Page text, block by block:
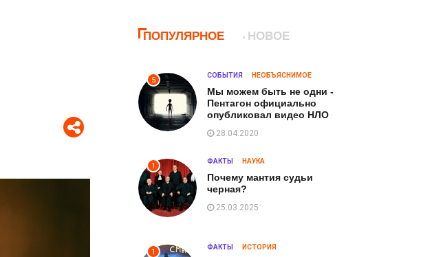
ПОПУЛЯРНОЕ НОВОЕ
5
СОБЫТИЯ НЕОБЪЯСНИМОЕ
Мы можем быть не одни -
Пентагон официально
опубликовал видео НЛО
28.04.2020
1
ФАКТЫ НАУКА
Почему мантия судьи
черная?
25.03.2025
1
ФАКТЫ ИСТОРИЯ